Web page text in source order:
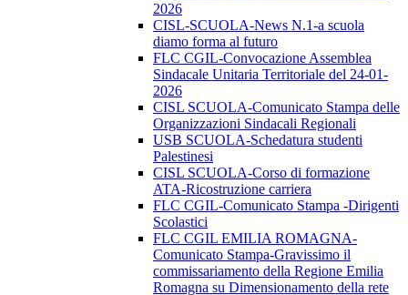
2026
CISL-SCUOLA-News N.1-a scuola
diamo forma al futuro
FLC CGIL-Convocazione Assemblea
Sindacale Unitaria Territoriale del 24-01-
2026
CISL SCUOLA-Comunicato Stampa delle
Organizzazioni Sindacali Regionali
USB SCUOLA-Schedatura studenti
Palestinesi
CISL SCUOLA-Corso di formazione
ATA-Ricostruzione carriera
FLC CGIL-Comunicato Stampa -Dirigenti
Scolastici
FLC CGIL EMILIA ROMAGNA-
Comunicato Stampa-Gravissimo il
commissariamento della Regione Emilia
Romagna su Dimensionamento della rete